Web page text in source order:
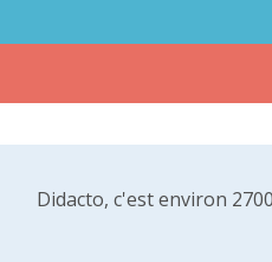
Didacto, c'est environ